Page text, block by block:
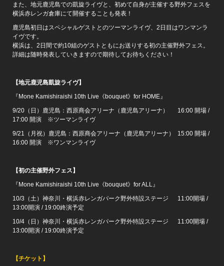
また、地元鹿児島での凱旋ライヴと、初めて自身が主催する野外フェスを
横浜赤レンガ倉庫にて開催することも発表！
鹿児島初日はスペシャルゲストとのツーマンライヴ、2日目はワンマンラ
イヴです。
横浜は、2日間で約10組のゲストともにお送りする初の主催野外フェス。
詳細は随時発表していきますので期待してお待ちください！
【地元鹿児島凱旋ライヴ】
『Mone Kamishiraishi 10th Live《bouquet》for HOME』
9/20（日）鹿児島：西原商会アリーナ（鹿児島アリーナ） 16:00 開場 /
17:00 開演 ※ツーマンライヴ
9/21（月祝）鹿児島：西原商会アリーナ（鹿児島アリーナ） 15:00 開場 /
16:00 開演 ※ワンマンライヴ
【初の主催野外フェス】
『Mone Kamishiraishi 10th Live《bouquet》for ALL』
10/3（土）神奈川・横浜赤レンガパーク野外特設ステージ 11:00開場 /
13:00開演 / 19:00終演予定
10/4（日）神奈川・横浜赤レンガパーク野外特設ステージ 11:00開場 /
13:00開演 / 19:00終演予定
【チケット】